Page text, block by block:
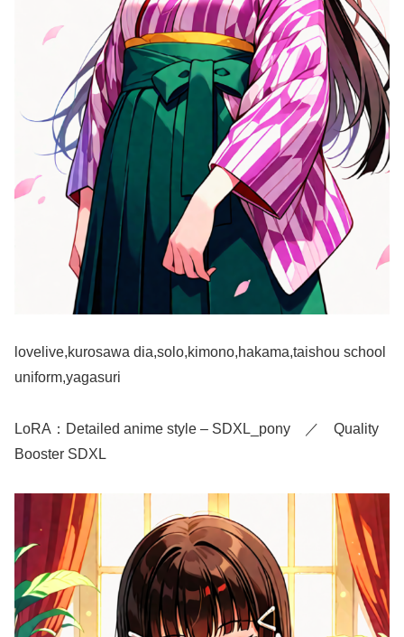
lovelive,kurosawa dia,solo,kimono,hakama,taishou school
uniform,yagasuri
LoRA：Detailed anime style – SDXL_pony ／ Quality
Booster SDXL